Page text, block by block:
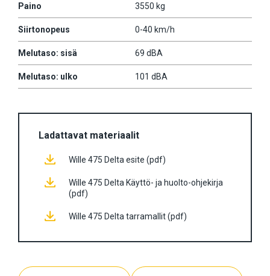
Paino 3550 kg
Siirtonopeus 0-40 km/h
Melutaso: sisä 69 dBA
Melutaso: ulko 101 dBA
Ladattavat materiaalit
Wille 475 Delta esite (pdf)
Wille 475 Delta Käyttö- ja huolto-ohjekirja
(pdf)
Wille 475 Delta tarramallit (pdf)